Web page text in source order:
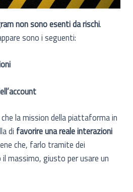
non sono esenti da rischi.
sono i seguenti:
la mission della piattaforma in
di favorire una reale interazioni
che, farlo tramite dei
massimo, giusto per usare un